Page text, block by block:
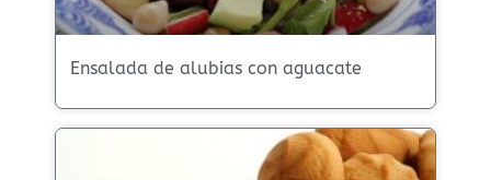
Ensalada de alubias con aguacate